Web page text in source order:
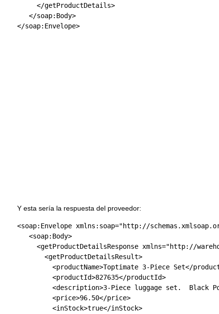
</getProductDetails>
</soap:Body>
</soap:Envelope>
Y esta sería la respuesta del proveedor:
<soap:Envelope xmlns:soap="http://
<soap:Body>
<getProductDetailsResponse xmlns="http://
<getProductDetailsResult>
<productName>Toptimate 3-Piece Set</
<productId>827635</productId>
<description>3-Piece luggage set.  Black
<price>96.50</price>
<inStock>true</inStock>